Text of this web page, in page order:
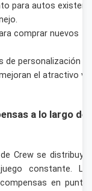
para autos
comprar nuevos
de personalización
el atractivo
a lo largo de
Crew se
constante.
en